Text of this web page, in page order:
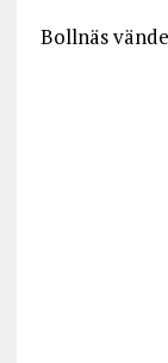
Bollnäs